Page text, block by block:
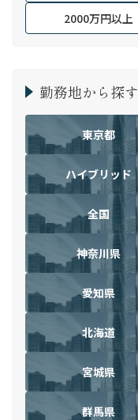
2000万円以上
勤務地から探す
東京都
ハイブリッド
全国
神奈川県
愛知県
北海道
宮城県
群馬県